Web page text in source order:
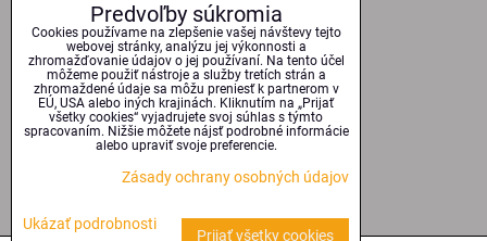
Odborné poradenstvo
Kvalitné technológie
Serióznosť a spoľahlivosť
Predvoľby súkromia
Cookies používame na zlepšenie vašej návštevy tejto
webovej stránky, analýzu jej výkonnosti a
zhromažďovanie údajov o jej používaní. Na tento účel
môžeme použiť nástroje a služby tretích strán a
zhromaždené údaje sa môžu preniesť k partnerom v
EÚ, USA alebo iných krajinách. Kliknutím na „Prijať
všetky cookies“ vyjadrujete svoj súhlas s týmto
spracovaním. Nižšie môžete nájsť podrobné informácie
alebo upraviť svoje preferencie.
Zásady ochrany osobných údajov
Ukázať podrobnosti
Prijať všetky cookies